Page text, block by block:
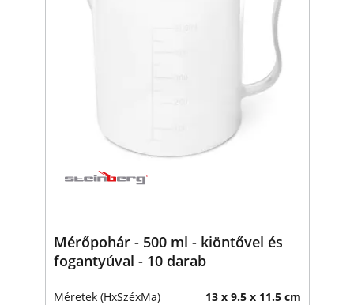
Mérőpohár - 500 ml - kiöntővel és
fogantyúval - 10 darab
Méretek (HxSzéxMa) 13 x 9.5 x 11.5 cm